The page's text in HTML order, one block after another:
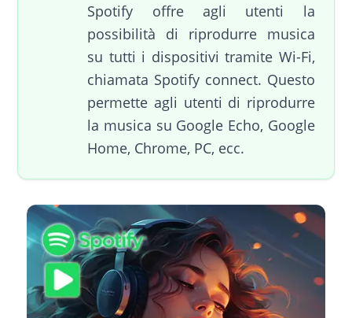
Spotify offre agli utenti la
possibilità di riprodurre musica
su tutti i dispositivi tramite Wi-Fi,
chiamata Spotify connect. Questo
permette agli utenti di riprodurre
la musica su Google Echo, Google
Home, Chrome, PC, ecc.